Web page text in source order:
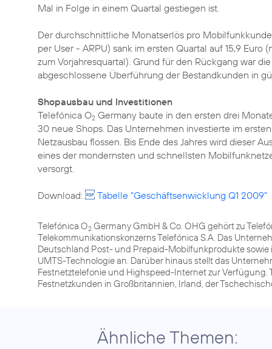
Mal in Folge in einem Quartal gestiegen ist.
Der durchschnittliche Monatserlös pro
per User - ARPU) sank im ersten Quartal auf 15,9 Euro
zum Vorjahresquartal). Grund für den Rückgang war
abgeschlossene Überführung der Bestandkunden in
Shopausbau und Investitionen
Telefónica O2 Germany baute in den ersten drei
30 neue Shops. Das Unternehmen investierte im
Netzausbau flossen. Bis Ende des Jahres wird dieser
eines der mondernsten und schnellsten
versorgt.
Download: Tabelle "Geschäftsenwicklung Q1 2009"
Telefónica O2 Germany GmbH & Co. OHG gehört zu
Telekommunikationskonzerns Telefónica S.A. Das
Deutschland Post- und Prepaid-Mobilfunkprodukte
UMTS-Technologie an. Darüber hinaus stellt das
Festnetztelefonie und Highspeed-Internet zur
Festnetzkunden in Großbritannien, Irland, der
Ähnliche Themen: